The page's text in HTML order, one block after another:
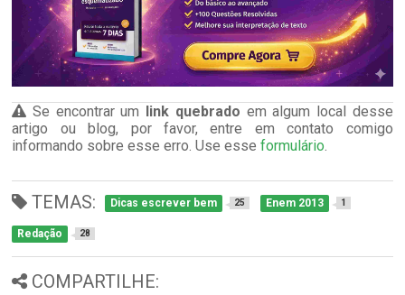
Se encontrar um link quebrado em algum local desse
artigo ou blog, por favor, entre em contato comigo
informando sobre esse erro. Use esseformulário.
TEMAS: Dicas escrever bem 25 Enem 2013 1
Redação 28
COMPARTILHE: